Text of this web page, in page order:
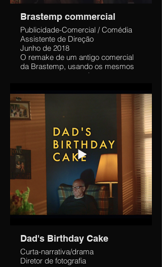
Brastemp commercial
Publicidade-Comercial / Comédia
Assistente de Direção
Junho de 2018
O remake de um antigo comercial
da Brastemp, usando os mesmos
personagens, mas dessa vez
incluindo memes populares da
época.
Auxiliei 1º AD coordenando a
comunicação com atores, chefes de
departamento e equipe;
supervisionei os Assistentes de
Produção.
Dad's Birthday Cake
Curta-narrativa/drama
Diretor de fotografia